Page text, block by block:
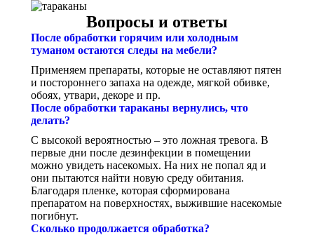
Вопросы и ответы
После обработки горячим или холодным
туманом остаются следы на мебели?
Применяем препараты, которые не оставляют пятен
и постороннего запаха на одежде, мягкой обивке,
обоях, утвари, декоре и пр.
После обработки тараканы вернулись, что
делать?
С высокой вероятностью – это ложная тревога. В
первые дни после дезинфекции в помещении
можно увидеть насекомых. На них не попал яд и
они пытаются найти новую среду обитания.
Благодаря пленке, которая сформирована
препаратом на поверхностях, выжившие насекомые
погибнут.
Сколько продолжается обработка?